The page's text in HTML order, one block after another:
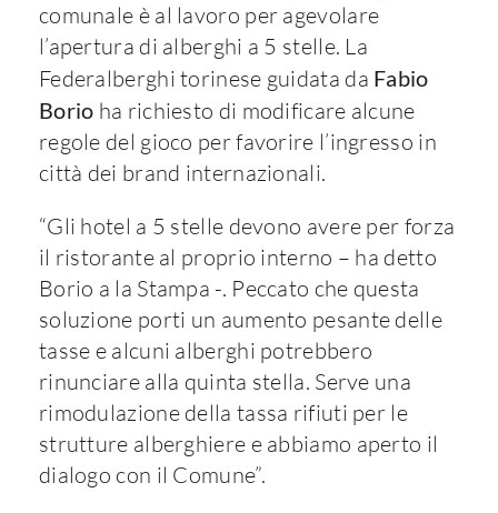
comunale è al lavoro per agevolare
l’apertura di alberghi a 5 stelle. La
Federalberghi torinese guidata da Fabio
Borio ha richiesto di modificare alcune
regole del gioco per favorire l’ingresso in
città dei brand internazionali.
“Gli hotel a 5 stelle devono avere per forza
il ristorante al proprio interno – ha detto
Borio a la Stampa -. Peccato che questa
soluzione porti un aumento pesante delle
tasse e alcuni alberghi potrebbero
rinunciare alla quinta stella. Serve una
rimodulazione della tassa rifiuti per le
strutture alberghiere e abbiamo aperto il
dialogo con il Comune”.